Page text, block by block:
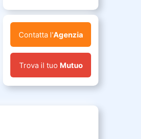
Contatta l'Agenzia
Trova il tuo Mutuo